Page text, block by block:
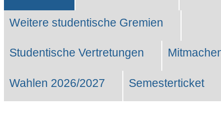
Weitere studentische Gremien
Studentische Vertretungen
Wahlen 2026/2027 Semesterticket